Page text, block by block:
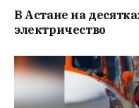
В Астане на
электричество